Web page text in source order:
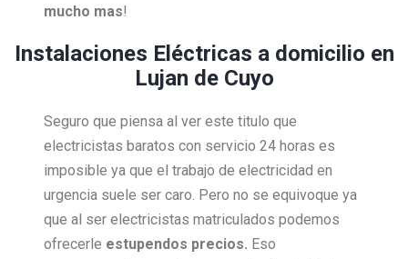
mucho mas!
Instalaciones Eléctricas a domicilio en
Lujan de Cuyo
Seguro que piensa al ver este titulo que
electricistas baratos con servicio 24 horas es
imposible ya que el trabajo de electricidad en
urgencia suele ser caro. Pero no se equivoque ya
que al ser electricistas matriculados podemos
ofrecerle estupendos precios. Eso